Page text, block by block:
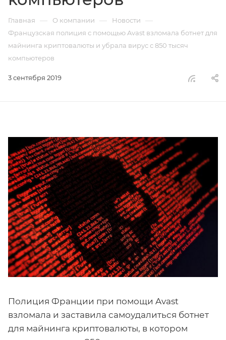
Главная — О компании — Новости —
Французская полиция с помощью Avast взломала ботнет для
майнинга криптовалюты и убрала вирус с 850 тысяч
компьютеров
3 сентября 2019
Полиция Франции при помощи Avast
взломала и заставила самоудалиться ботнет
для майнинга криптовалюты, в котором